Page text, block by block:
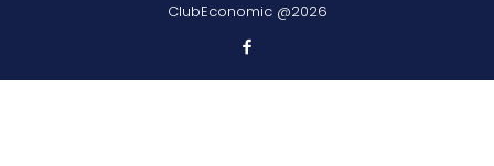
ClubEconomic @2026